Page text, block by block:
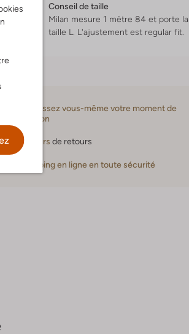
Conseil de taille
Milan mesure 1 mètre 84 et porte la
taille L. L'ajustement est regular fit.
Choisissez vous-même votre moment de
livraison
30 jours de retours
Shopping en ligne en toute sécurité